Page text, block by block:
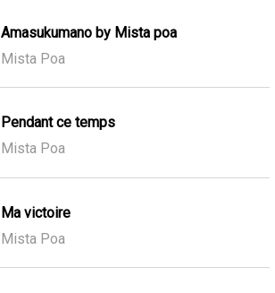
Amasukumano by Mista poa
Mista Poa
Pendant ce temps
Mista Poa
Ma victoire
Mista Poa